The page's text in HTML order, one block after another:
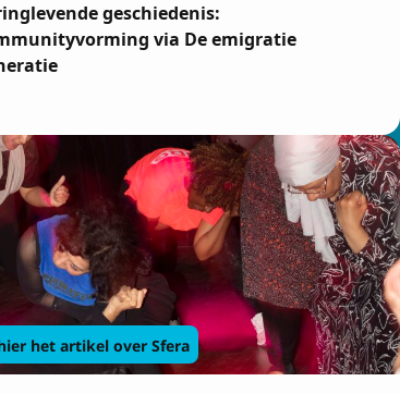
geschiedenis:
via De emigratie
het artikel over Sfera
op de
Achtenaam